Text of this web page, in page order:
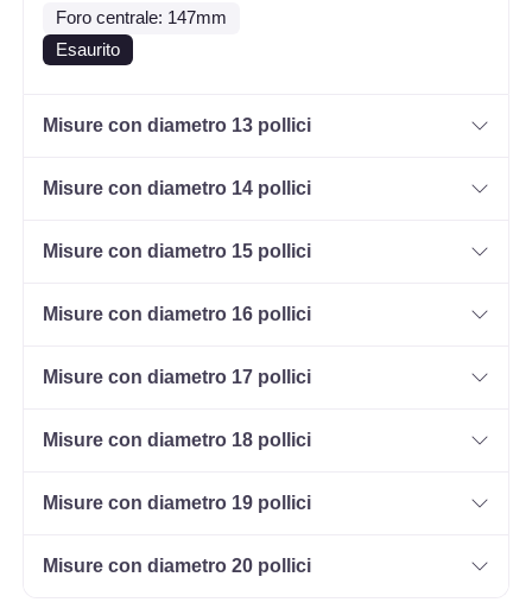
Foro centrale: 147mm
Esaurito
Misure con diametro 13 pollici
Misure con diametro 14 pollici
Misure con diametro 15 pollici
Misure con diametro 16 pollici
Misure con diametro 17 pollici
Misure con diametro 18 pollici
Misure con diametro 19 pollici
Misure con diametro 20 pollici